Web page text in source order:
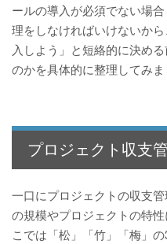
ールの導入が必須でない場
理をしなければいけないか
入しよう」と短絡的に決め
のかを具体的に整理してみま
プロジェクト収支
一口にプロジェクトの収支
の規模やプロジェクトの特
こでは「松」「竹」「梅」